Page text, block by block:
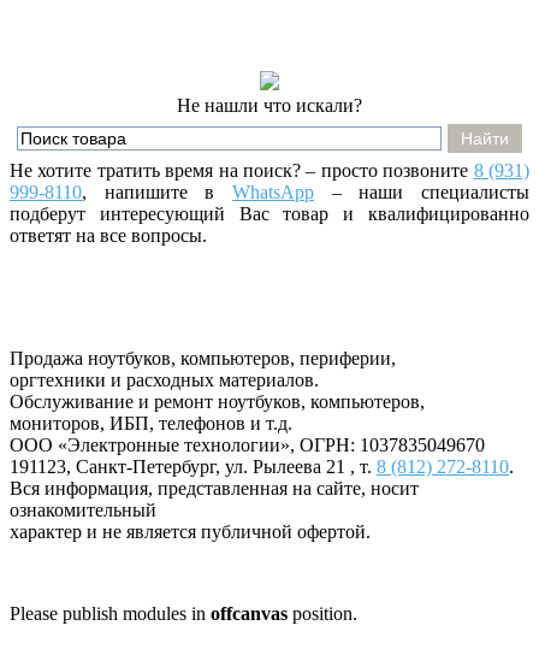
Не нашли что искали?
Не хотите тратить время на поиск? – просто позвоните 8 (931)
999-8110, напишитевWhatsApp – наши специалисты
подберут интересующий Вас товар и квалифицированно
ответят на все вопросы.
Продажа ноутбуков, компьютеров, периферии,
оргтехники и расходных материалов.
Обслуживание и ремонт ноутбуков, компьютеров,
мониторов, ИБП, телефонов и т.д.
ООО «Электронные технологии», ОГРН: 1037835049670
191123, Санкт-Петербург, ул. Рылеева 21 , т. 8 (812) 272-8110.
Вся информация, представленная на сайте, носит
ознакомительный
характер и не является публичной офертой.
Please publish modules in offcanvas position.